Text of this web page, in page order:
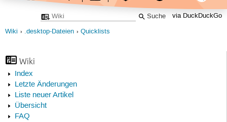
via DuckDuckGo
Wiki .desktop-Dateien Quicklists
Wiki
Index
Letzte Änderungen
Liste neuer Artikel
Übersicht
FAQ